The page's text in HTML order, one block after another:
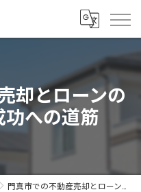
却とローンの
への道筋
門真市での不動産売却とローンの賢い活用法：成功への道筋